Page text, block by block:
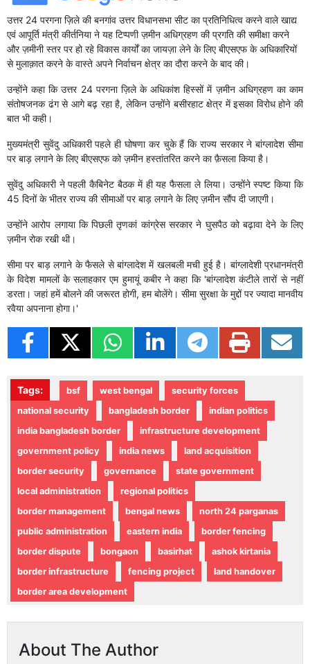
उत्तर 24 परगना ज़िले की बनगांव उत्तर विधानसभा सीट का प्रतिनिधित्व करने वाले खाद्य
एवं आपूर्ति मंत्री कीर्तनिया ने यह टिप्पणी ज़मीन अधिग्रहण की प्रगति की समीक्षा करने
और ज़मीनी स्तर पर हो रहे विकास कार्यों का जायज़ा लेने के लिए बीएसएफ के अधिकारियों
से मुलाक़ात करने के वास्ते अपने निर्वाचन क्षेत्र का दौरा करने के बाद की।
उन्होंने कहा कि उत्तर 24 परगना ज़िले के अधिकांश हिस्सों में ज़मीन अधिग्रहण का काम
संतोषजनक ढंग से आगे बढ़ रहा है, लेकिन उन्होंने बसीरहाट क्षेत्र में इसका विरोध होने की
बात भी कही।
मुख्यमंत्री सुवेंदु अधिकारी पहले ही घोषणा कर चुके हैं कि राज्य सरकार ने बांग्लादेश सीमा
पर बाड़ लगाने के लिए बीएसएफ को ज़मीन हस्तांतरित करने का फ़ैसला किया है।
सुवेंदु अधिकारी ने पहली कैबिनेट बैठक में ही यह फैसला ले लिया। उन्होंने स्पष्ट किया कि
45 दिनों के भीतर राज्य की सीमाओं पर बाड़ लगाने के लिए ज़मीन सौंप दी जाएगी।
उन्होंने आरोप लगाया कि पिछली तृणकां कांग्रेस सरकार ने घुसपैठ को बढ़ावा देने के लिए
ज़मीन रोक रखी थी।
सीमा पर बाड़ लगाने के फैसले से बांग्लादेश में खलबली मची हुई है। बांग्लादेशी प्रधानमंत्री
के विदेश मामलों के सलाहकार एम हुमायूं कबीर ने कहा कि 'बांग्लादेश कंटीले तारों से नहीं
डरता। जहां हमें बोलने की जरूरत होगी, हम बोलेंगे। सीमा सुरक्षा के मुद्दों पर ज्यादा मानवीय
रवैया अपनाना होगा।'
Tags: bsf west bengal
security forces
national security
bangladesh border
indian politics
india bangladesh border
infrastructure development
government policy
india news
land acquisition
border security
governance
state government
local administration
regional politics
border management
bengal news
north 24 parganas
public administration
eastern india
border fencing
border dispute
bongaon basirhat
ashok kirtania
border infrastructure
fencing project
land handover
border area development
About The Author